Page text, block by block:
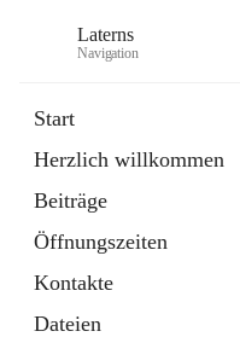
Laterns
Navigation
Start
Herzlich willkommen
Beiträge
Öffnungszeiten
Kontakte
Dateien
11 Schnellzugriffe
Soziales
1 Schnellzugriff